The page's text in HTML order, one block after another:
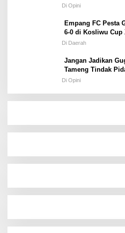
Di Opini
Empang FC Pesta
6-0 di Kosliwu Cup
Di Daerah
Jangan Jadikan
Tameng Tindak
Di Opini